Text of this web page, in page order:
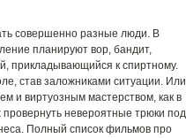
совершенно разные люди. В
планируют вор, бандит,
прикладывающийся к спиртному.
став заложниками ситуации. Или
и виртуозным мастерством, как в
невероятные трюки под
Полный список фильмов про